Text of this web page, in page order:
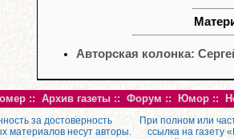
Авторская колонка:
:: Архив газеты :: Форум :: Юмор ::
за достоверность
материалов несут авторы.
При полном или
ссылка на газету